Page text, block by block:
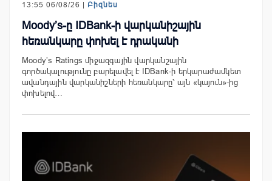
13:55 06/08/26 | Բիզնես
Moody’s-ը IDBank-ի վարկանիշային
հեռանկարը փոխել է դրականի
Moody’s Ratings միջազգային վարկանշային
գործակալությունը բարելավել է IDBank-ի երկարաժամկետ
ավանդային վարկանիշների հեռանկարը՝ այն «կայուն»-ից
փոխելով…